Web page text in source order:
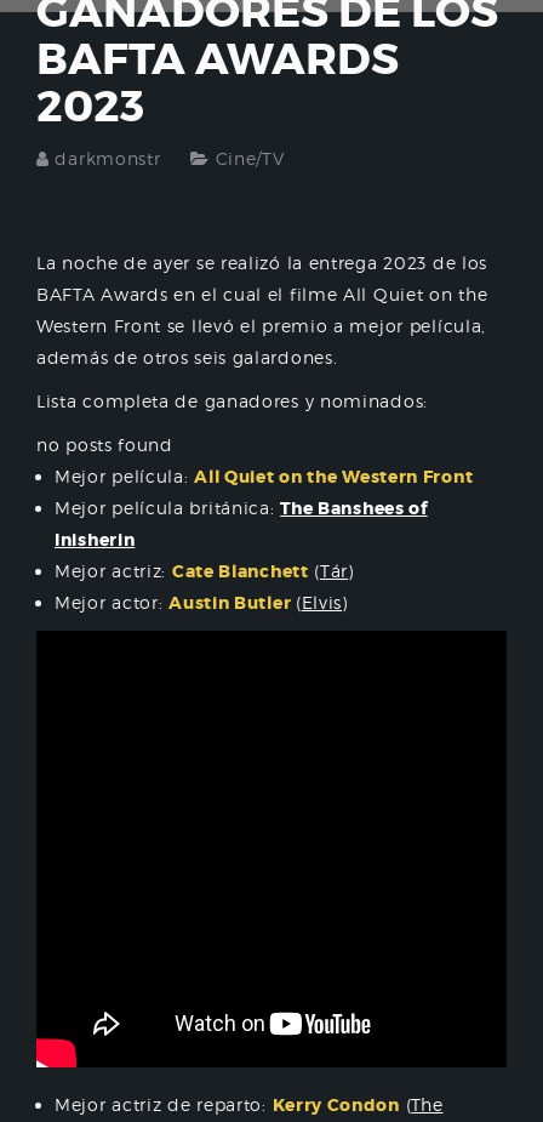
GANADORES DE LOS
BAFTA AWARDS
2023
darkmonstr Cine/TV
La noche de ayer se realizó la entrega 2023 de los
BAFTA Awards en el cual el filme All Quiet on the
Western Front se llevó el premio a mejor película,
además de otros seis galardones.
Lista completa de ganadores y nominados:
no posts found
Mejor película:All Quiet on the Western Front
Mejor película británica:The Banshees of
Inisherin
Mejor actriz: Cate Blanchett (Tár)
Mejor actor:Austin Butler (Elvis)
Mejor actriz de reparto: Kerry Condon (The